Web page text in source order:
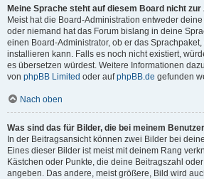
Meine Sprache steht auf diesem Board nicht zur
Meist hat die Board-Administration entweder
oder niemand hat das Forum bislang in deine
einen Board-Administrator, ob er das
installieren kann. Falls es noch nicht existiert,
es übersetzen würdest. Weitere Informationen
von phpBB Limited oder aufphpBB.de gefunden
Nach oben
Was sind das für Bilder, die bei meinem
In der Beitragsansicht können zwei Bilder bei
Eines dieser Bilder ist meist mit deinem Rang
Kästchen oder Punkte, die deine Beitragszahl
angeben. Das andere, meist größere, Bild wird